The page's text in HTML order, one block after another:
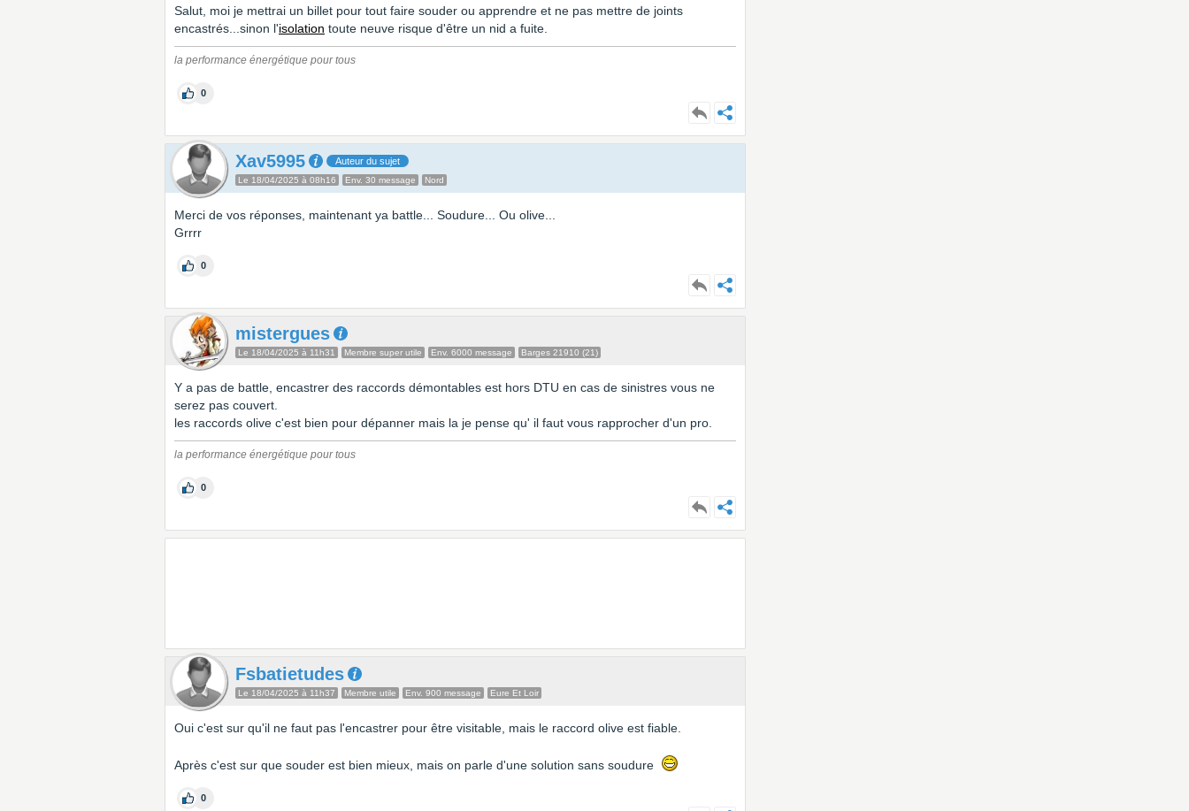
Salut, moi je mettrai un billet pour tout faire souder ou apprendre et ne pas mettre de joints
encastrés...sinon l'isolation toute neuve risque d'être un nid a fuite.
la performance énergétique pour tous
0
Xav5995 Auteur du sujet
Le 18/04/2025 à 08h16 Env. 30 message Nord
Merci de vos réponses, maintenant ya battle... Soudure... Ou olive...
Grrrr
0
mistergues
Le 18/04/2025 à 11h31 Membre super utile Env. 6000 message Barges 21910 (21)
Y a pas de battle, encastrer des raccords démontables est hors DTU en cas de sinistres vous ne
serez pas couvert.
les raccords olive c'est bien pour dépanner mais la je pense qu' il faut vous rapprocher d'un pro.
la performance énergétique pour tous
0
Fsbatietudes
Le 18/04/2025 à 11h37 Membre utile Env. 900 message Eure Et Loir
Oui c'est sur qu'il ne faut pas l'encastrer pour être visitable, mais le raccord olive est fiable.
Après c'est sur que souder est bien mieux, mais on parle d'une solution sans soudure
0